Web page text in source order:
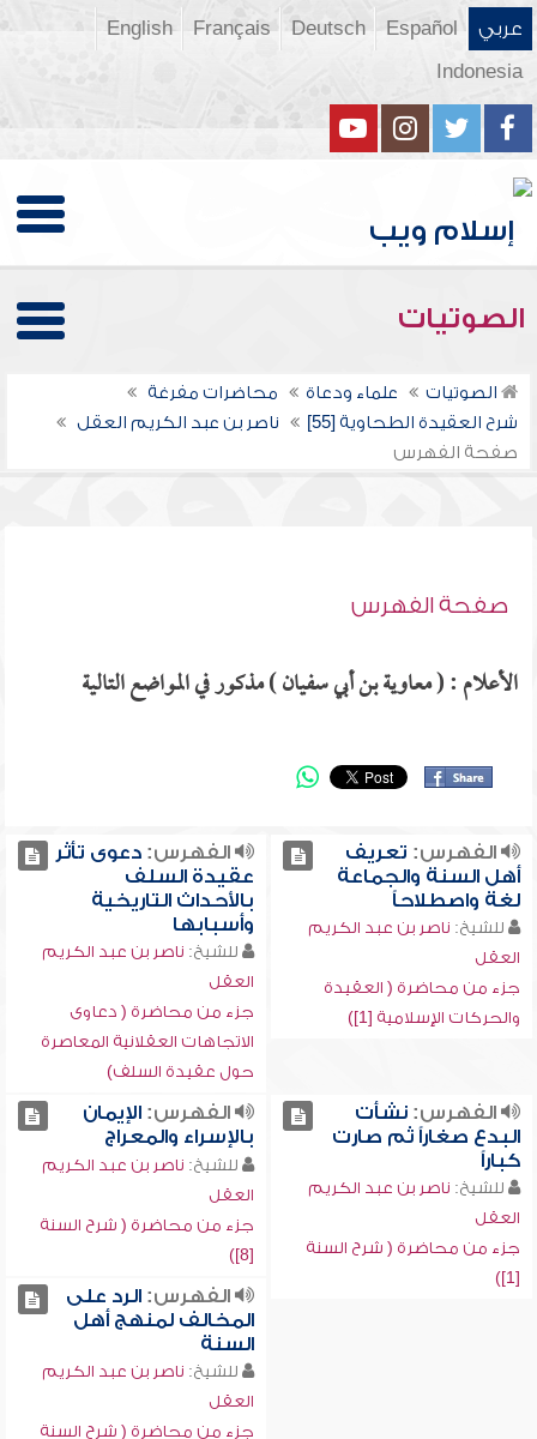
عربي Español
Deutsch
Français
English
Indonesia
الصوتيات
الصوتيات علماء ودعاة
محاضرات مفرغة
شرح العقيدة الطحاوية [55]
ناصر بن عبد الكريم العقل
صفحة الفهرس
صفحة الفهرس
الأعلام : ( معاوية بن أبي سفيان ) مذكور في المواضع التالية
الفهرس: تعريف
أهل السنة والجماعة
لغة واصطلاحاً
للشيخ: ناصر بن عبد الكريم
العقل
جزء من محاضرة ( العقيدة
والحركات الإسلامية [1])
الفهرس:دعوى تأثر
عقيدة السلف
بالأحداث التاريخية
وأسبابها
للشيخ: ناصر بن عبد الكريم
العقل
جزء من محاضرة ( دعاوى
الاتجاهات العقلانية المعاصرة
حول عقيدة السلف)
الفهرس:نشأت
البدع صغاراً ثم صارت
كباراً
للشيخ: ناصر بن عبد الكريم
العقل
جزء من محاضرة ( شرح السنة
[1])
الفهرس:الإيمان
بالإسراء والمعراج
للشيخ: ناصر بن عبد الكريم
العقل
جزء من محاضرة ( شرح السنة
[8])
الفهرس:الرد على
المخالف لمنهج أهل
السنة
للشيخ: ناصر بن عبد الكريم
العقل
جزء من محاضرة ( شرح السنة